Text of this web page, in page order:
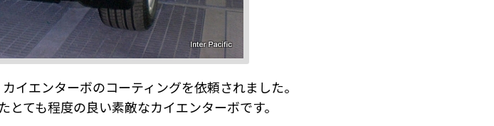
イエンターボのコーティングを依頼されました。
ても程度の良い素敵なカイエンターボです。